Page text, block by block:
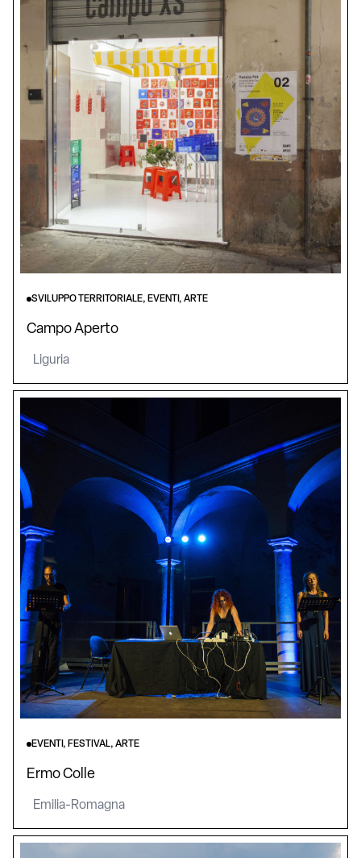
SVILUPPO TERRITORIALE, EVENTI, ARTE
Campo Aperto
Liguria
EVENTI, FESTIVAL, ARTE
Ermo Colle
Emilia-Romagna